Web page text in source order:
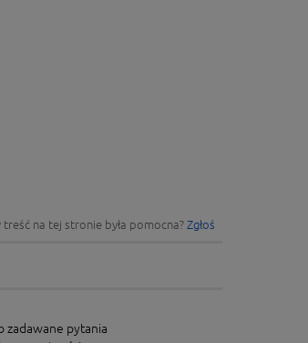
treść na tej stronie była pomocna? Zgłoś
zadawane pytania